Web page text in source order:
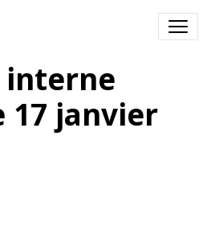
interne
17 janvier